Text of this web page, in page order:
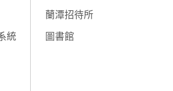
統
蘭潭招待所
圖書館